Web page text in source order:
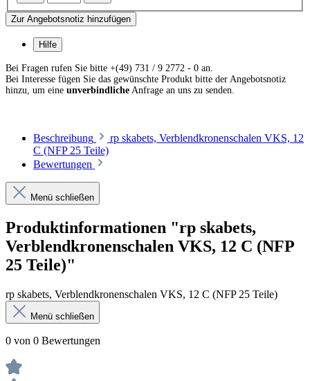
Zur Angebotsnotiz hinzufügen
Hilfe
Bei Fragen rufen Sie bitte +(49) 731 / 9 2772 - 0 an.
Bei Interesse fügen Sie das gewünschte Produkt bitte der Angebotsnotiz
hinzu, um eine unverbindliche Anfrage an uns zu senden.
Beschreibung
rp skabets, Verblendkronenschalen VKS, 12
C (NFP 25 Teile)
Bewertungen
Menü schließen
Produktinformationen "rp skabets,
Verblendkronenschalen VKS, 12 C (NFP
25 Teile)"
rp skabets, Verblendkronenschalen VKS, 12 C (NFP 25 Teile)
Menü schließen
0 von 0 Bewertungen